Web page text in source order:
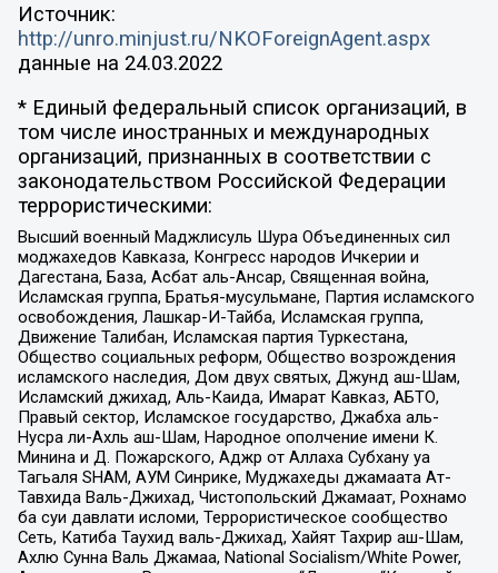
Источник:
http://unro.minjust.ru/NKOForeignAgent.aspx
данные на 24.03.2022
* Единый федеральный список организаций, в
том числе иностранных и международных
организаций, признанных в соответствии с
законодательством Российской Федерации
террористическими:
Высший военный Маджлисуль Шура Объединенных сил
моджахедов Кавказа, Конгресс народов Ичкерии и
Дагестана, База, Асбат аль-Ансар, Священная война,
Исламская группа, Братья-мусульмане, Партия исламского
освобождения, Лашкар-И-Тайба, Исламская группа,
Движение Талибан, Исламская партия Туркестана,
Общество социальных реформ, Общество возрождения
исламского наследия, Дом двух святых, Джунд аш-Шам,
Исламский джихад, Аль-Каида, Имарат Кавказ, АБТО,
Правый сектор, Исламское государство, Джабха аль-
Нусра ли-Ахль аш-Шам, Народное ополчение имени К.
Минина и Д. Пожарского, Аджр от Аллаха Субхану уа
Тагьаля SHAM, АУМ Синрике, Муджахеды джамаата Ат-
Тавхида Валь-Джихад, Чистопольский Джамаат, Рохнамо
ба суи давлати исломи, Террористическое сообщество
Сеть, Катиба Таухид валь-Джихад, Хайят Тахрир аш-Шам,
Ахлю Сунна Валь Джамаа, National Socialism/White Power,